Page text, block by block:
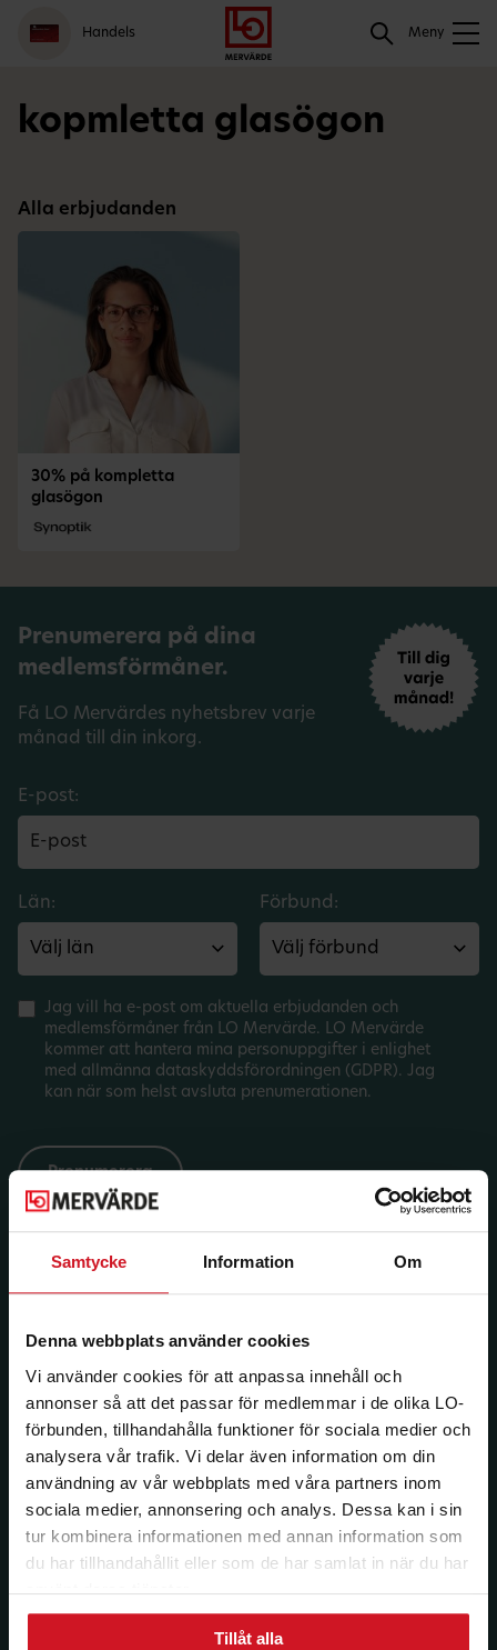
Samtycke Information Om
Denna webbplats använder cookies
Vi använder cookies för att anpassa innehåll och
annonser så att det passar för medlemmar i de olika LO-
förbunden, tillhandahålla funktioner för sociala medier och
analysera vår trafik. Vi delar även information om din
användning av vår webbplats med våra partners inom
sociala medier, annonsering och analys. Dessa kan i sin
tur kombinera informationen med annan information som
du har tillhandahållit eller som de har samlat in när du har
använt deras tjänster.
Tillåt alla
Gå
till
meny
Logga
in
Hoppa
till
innehåll
Handels Meny
Sök
kopmletta glasögon
Alla erbjudanden
30% på kompletta
glasögon
Prenumerera på dina
medlemsförmåner.
Få LO Mervärdes nyhetsbrev varje
månad till din inkorg.
E-post:
Län: Förbund:
Jag vill ha e-post om aktuella erbjudanden och
medlemsförmåner från LO Mervärde. LO Mervärde
kommer att hantera mina personuppgifter i enlighet
med allmänna dataskyddsförordningen (GDPR). Jag
kan när som helst avsluta prenumerationen.